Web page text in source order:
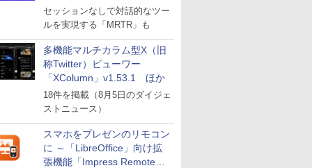
レスへ
セッションなしで対話的なツー
ルを実現する「MRTR」も
多機能マルチカラム型X（旧
称Twitter）ビューワー
「XColumn」v1.53.1 ほか
18件を掲載（8月5日のダイジェ
ストニュース）
スマホをプレゼンのリモコン
に ～「LibreOffice」向け拡
張機能「Impress Remote」